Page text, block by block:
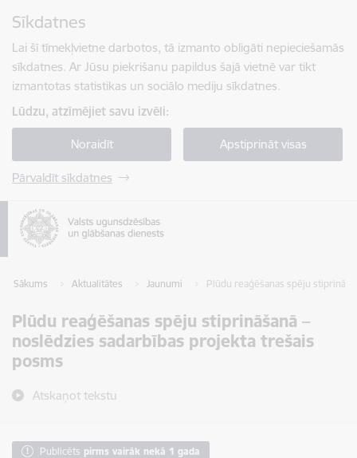
Sīkdatnes
Lai šī tīmekļvietne darbotos, tā izmanto obligāti nepieciešamās
sīkdatnes. Ar Jūsu piekrišanu papildus šajā vietnē var tikt
izmantotas statistikas un sociālo mediju sīkdatnes.
Lūdzu, atzīmējiet savu izvēli:
Noraidīt Apstiprināt visas
Pārvaldīt sīkdatnes
Sākums Aktualitātes Jaunumi Plūdu reaģēšanas spēju
Plūdu reaģēšanas spēju stiprināšanā –
noslēdzies sadarbības projekta trešais
posms
Atskaņot tekstu
Publicēts pirms vairāk nekā 1 gada